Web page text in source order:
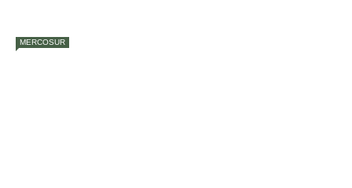
MERCOSUR